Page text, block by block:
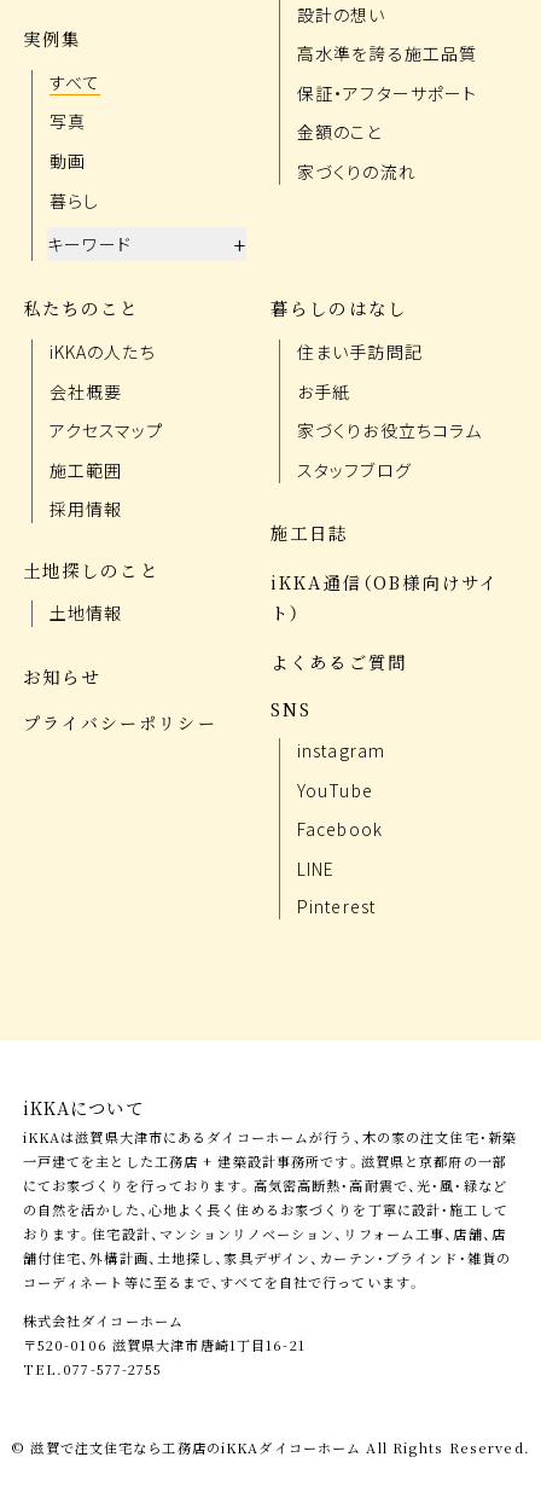
実例集
すべて
写真
動画
暮らし
キーワード
+
設計の想い
高水準を誇る施工品質
保証・アフターサポート
金額のこと
家づくりの流れ
私たちのこと
iKKAの人たち
会社概要
アクセスマップ
施工範囲
採用情報
土地探しのこと
土地情報
お知らせ
プライバシーポリシー
暮らしのはなし
住まい手訪問記
お手紙
家づくりお役立ちコラム
スタッフブログ
施工日誌
iKKA通信（OB様向けサイ
ト）
よくあるご質問
SNS
instagram
YouTube
Facebook
LINE
Pinterest
iKKAについて
iKKAは滋賀県大津市にあるダイコーホームが行う、木の家の注文住宅・新築
一戸建てを主とした工務店 + 建築設計事務所です。滋賀県と京都府の一部
にてお家づくりを行っております。高気密高断熱・高耐震で、光・風・緑など
の自然を活かした、心地よく長く住めるお家づくりを丁寧に設計・施工して
おります。住宅設計、マンションリノベーション、リフォーム工事、店舗、店
舗付住宅、外構計画、土地探し、家具デザイン、カーテン・ブラインド・雑貨の
コーディネート等に至るまで、すべてを自社で行っています。
株式会社ダイコーホーム
〒520-0106 滋賀県大津市唐崎1丁目16-21
TEL.077-577-2755
© 滋賀で注文住宅なら工務店のiKKAダイコーホーム All Rights Reserved.